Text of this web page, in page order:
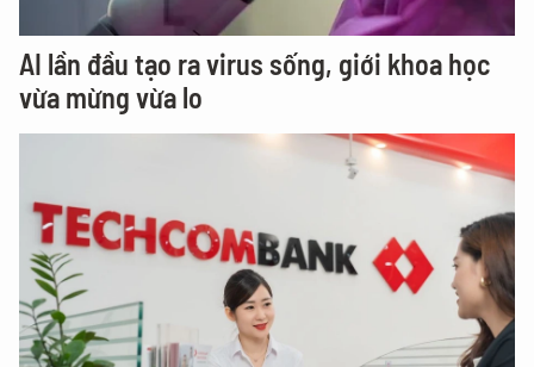
AI lần đầu tạo ra virus sống, giới khoa học
vừa mừng vừa lo